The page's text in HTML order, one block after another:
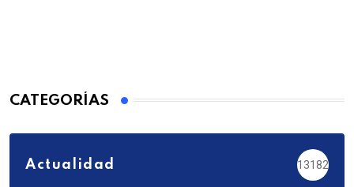
CATEGORÍAS
Actualidad 13182